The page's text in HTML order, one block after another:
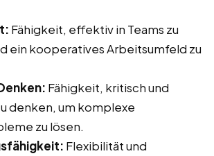
Fähigkeit, effektiv in Teams zu
ein kooperatives Arbeitsumfeld zu
Fähigkeit, kritisch und
denken, um komplexe
zu lösen.
Flexibilität und